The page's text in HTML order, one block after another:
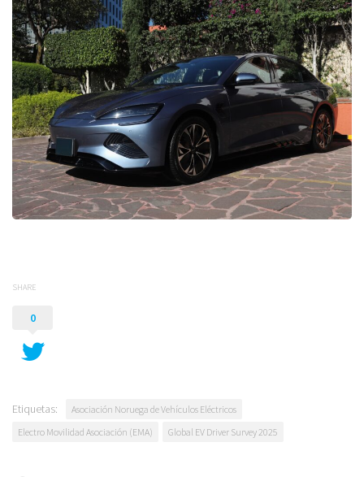
SHARE
0
Etiquetas:
Asociación Noruega de Vehículos Eléctricos
Electro Movilidad Asociación (EMA)
Global EV Driver Survey 2025